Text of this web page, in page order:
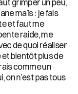
grimper un peu,
maïs : je fais
et faut me
raide, me
de quoi réaliser
bientôt plus de
comme un
on n’est pas tous